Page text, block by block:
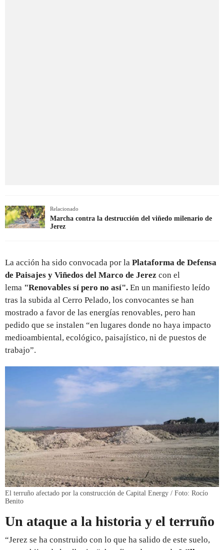
Relacionado
Marcha contra la destrucción del viñedo milenario de
Jerez
La acción ha sido convocada por la Plataforma de Defensa
de Paisajes y Viñedos del Marco de Jerez con el
lema "Renovables sí pero no así". En un manifiesto leído
tras la subida al Cerro Pelado, los convocantes se han
mostrado a favor de las energías renovables, pero han
pedido que se instalen “en lugares donde no haya impacto
medioambiental, ecológico, paisajístico, ni de puestos de
trabajo”.
El terruño afectado por la construcción de Capital Energy / Foto: Rocío
Benito
Un ataque a la historia y el terruño
“Jerez se ha construido con lo que ha salido de este suelo,